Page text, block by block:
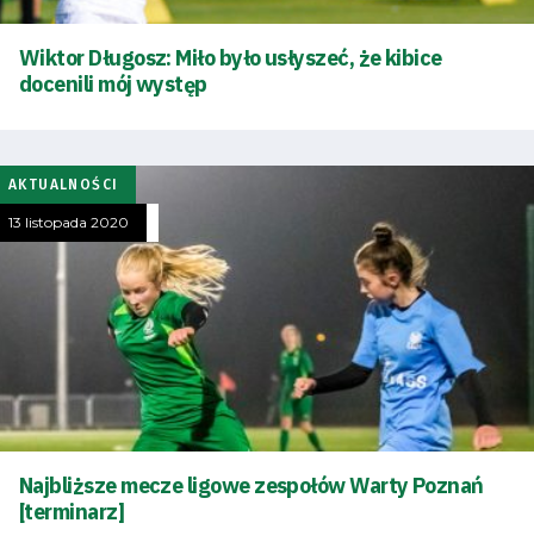
Tryb
oszczędności
FOR:
Search Button
Klub
Wiktor Długosz: Miło było usłyszeć, że kibice
docenili mój występ
AKTUALNOŚCI
13 listopada 2020
Najbliższe mecze ligowe zespołów Warty Poznań
[terminarz]